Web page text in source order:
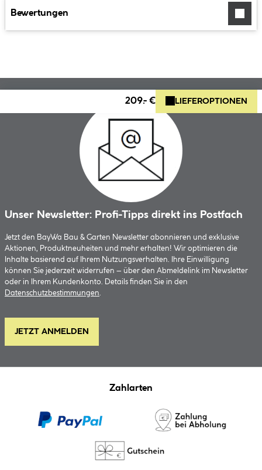
Bewertungen
209.- € LIEFEROPTIONEN
Unser Newsletter: Profi-Tipps direkt ins Postfach
Jetzt den BayWa Bau & Garten Newsletter abonnieren und exklusive
Aktionen, Produktneuheiten und mehr erhalten! Wir optimieren die
Inhalte basierend auf Ihrem Nutzungsverhalten. Ihre Einwilligung
können Sie jederzeit widerrufen – über den Abmeldelink im Newsletter
oder in Ihrem Kundenkonto. Details finden Sie in den
Datenschutzbestimmungen.
JETZT ANMELDEN
Zahlarten